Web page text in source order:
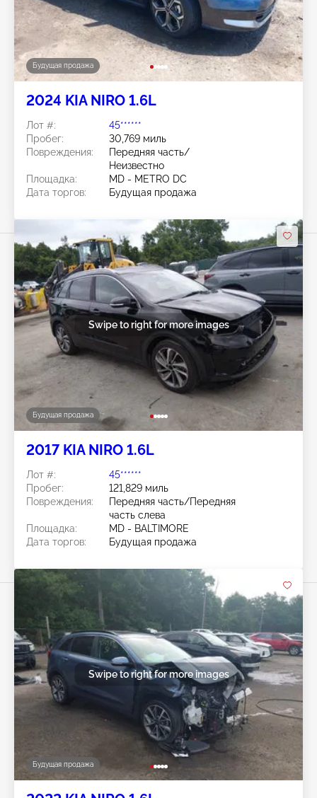
Будущая продажа
2024 KIA NIRO 1.6L
Лот #:
45******
Пробег:
30,769 миль
Повреждения:
Передняя часть/
Неизвестно
Площадка:
MD - METRO DC
Дата торгов:
Будущая продажа
Будущая продажа
Swipe to right for more images
2017 KIA NIRO 1.6L
Лот #:
45******
Пробег:
121,829 миль
Повреждения:
Передняя часть/Передняя
часть слева
Площадка:
MD - BALTIMORE
Дата торгов:
Будущая продажа
Будущая продажа
Swipe to right for more images